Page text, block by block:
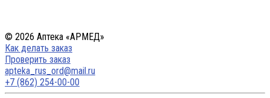
© 2026 Аптека «АРМЕД»
Как делать заказ
Проверить заказ
apteka_rus_ord@mail.ru
+7 (862) 254-00-00